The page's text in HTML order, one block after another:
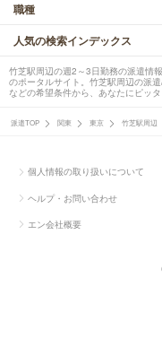
職種
人気の検索インデックス
竹芝駅周辺の週2～3日勤務の派遣情
のポータルサイト。竹芝駅周辺の派
などの希望条件から、あなたにピッ
派遣TOP 関東 東京 竹芝駅周辺
個人情報の取り扱いについて
ヘルプ・お問い合わせ
エン会社概要